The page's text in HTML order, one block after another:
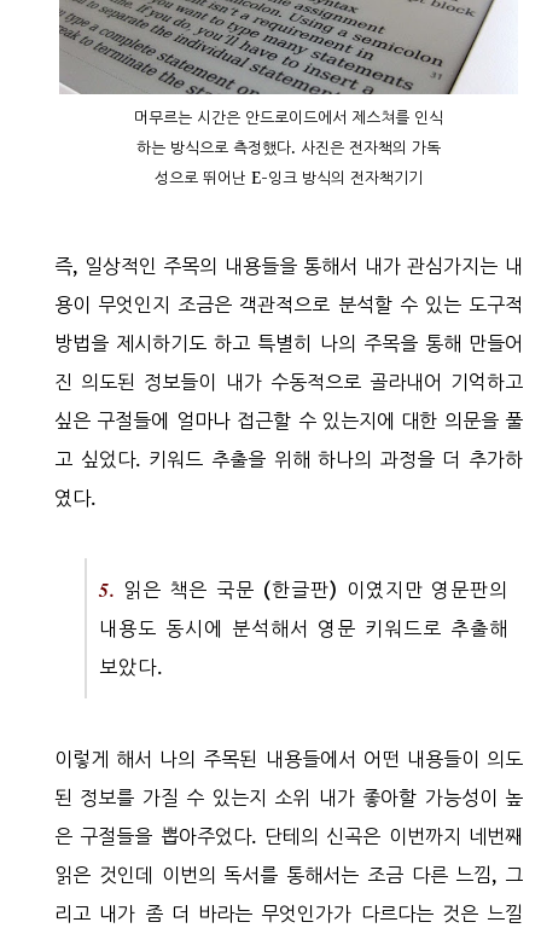
머무르는 시간은 안드로이드에서 제스쳐를 인식
하는 방식으로 측정했다. 사진은 전자책의 가독
성으로 뛰어난 E-잉크 방식의 전자책기기
즉, 일상적인 주목의 내용들을 통해서 내가 관심가지는 내
용이 무엇인지 조금은 객관적으로 분석할 수 있는 도구적
방법을 제시하기도 하고 특별히 나의 주목을 통해 만들어
진 의도된 정보들이 내가 수동적으로 골라내어 기억하고
싶은 구절들에 얼마나 접근할 수 있는지에 대한 의문을 풀
고 싶었다. 키워드 추출을 위해 하나의 과정을 더 추가하
였다.
5. 읽은 책은 국문 (한글판) 이였지만 영문판의
내용도 동시에 분석해서 영문 키워드로 추출해
보았다.
이렇게 해서 나의 주목된 내용들에서 어떤 내용들이 의도
된 정보를 가질 수 있는지 소위 내가 좋아할 가능성이 높
은 구절들을 뽑아주었다. 단테의 신곡은 이번까지 네번째
읽은 것인데 이번의 독서를 통해서는 조금 다른 느낌, 그
리고 내가 좀 더 바라는 무엇인가가 다르다는 것은 느낄